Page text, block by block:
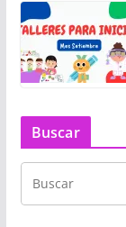
Buscar